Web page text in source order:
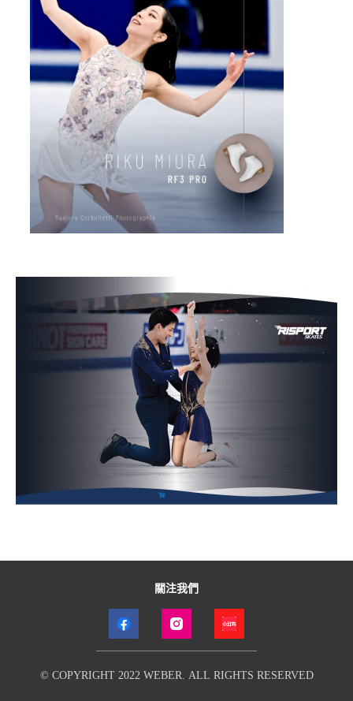
關注我們
© COPYRIGHT 2022 WEBER. ALL RIGHTS RESERVED